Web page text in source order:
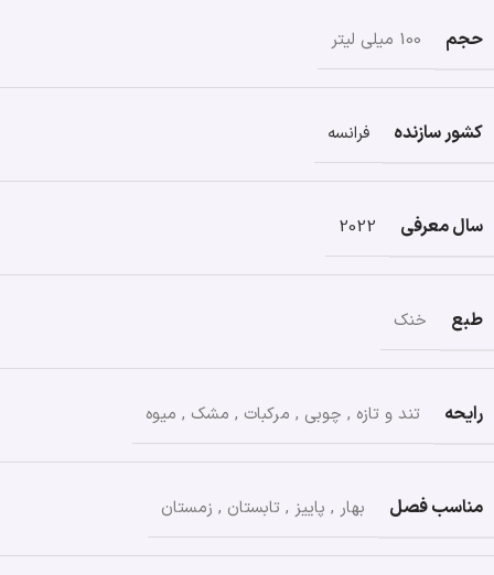
حجم 100 میلی لیتر
کشور سازنده فرانسه
سال معرفی 2022
طبع خنک
رایحه تند و تازه , چوبی , مرکبات , مشک , میوه
مناسب فصل بهار , پاییز , تابستان , زمستان